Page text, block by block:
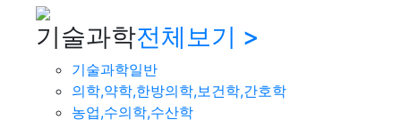
기술과학전체보기 >
기술과학일반
의학,약학,한방의학,보건학,간호학
농업,수의학,수산학